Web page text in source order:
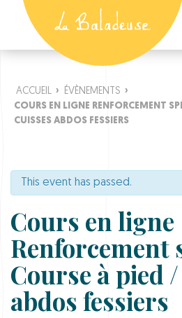
ACCUEIL › ÉVÈNEMENTS ›
COURS EN LIGNE RENFORCEMENT
CUISSES ABDOS FESSIERS
This event has passed.
Cours en ligne
Renforcement
Course à pied
abdos fessiers